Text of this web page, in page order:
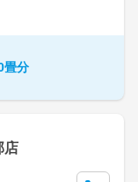
畳分
店